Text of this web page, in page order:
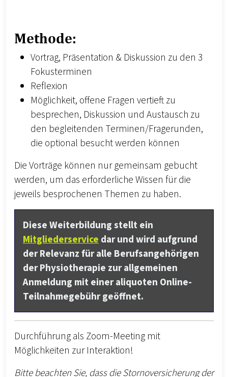
Methode:
Vortrag, Präsentation & Diskussion zu den 3
Fokusterminen
Reflexion
Möglichkeit, offene Fragen vertieft zu
besprechen, Diskussion und Austausch zu
den begleitenden Terminen/Fragerunden,
die optional besucht werden können
Die Vorträge können nur gemeinsam gebucht
werden, um das erforderliche Wissen für die
jeweils besprochenen Themen zu haben.
Diese Weiterbildung stellt ein
Mitgliederservicedar und wird aufgrund
der Relevanz für alle Berufsangehörigen
der Physiotherapie zur allgemeinen
Anmeldung mit einer aliquoten Online-
Teilnahmegebühr geöffnet.
Durchführung als Zoom-Meeting mit
Möglichkeiten zur Interaktion!
Bitte beachten Sie, dass die Stornoversicherung der